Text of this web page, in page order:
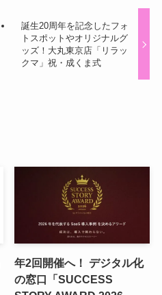
誕生20周年を記念したフォ
トスポットやオリジナルグ
ッズ！大丸東京店「リラッ
クマ」祝・成くま式
年2回開催へ！ デジタル化
の窓口「SUCCESS